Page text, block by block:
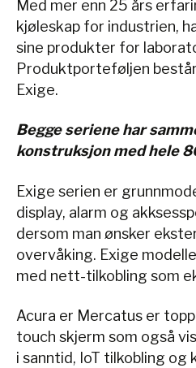
Med mer enn 25 års
kjøleskap for industrien,
sine produkter for
Produktporteføljen
Exige.
Begge seriene har
konstruksjon med hele
Exige serien er
display, alarm og
dersom man ønsker
overvåking. Exige
med nett-tilkobling som
Acura er Mercatus er
touch skjerm som også
i sanntid, IoT tilkobling og